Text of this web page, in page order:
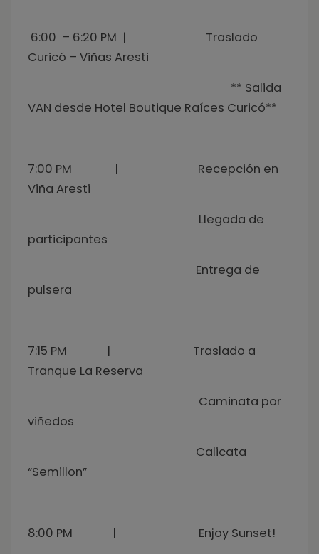
6:00 – 6:20 PM | Traslado
Curicó – Viñas Aresti
** Salida
VAN desde Hotel Boutique Raíces Curicó**
7:00 PM | Recepción en
Viña Aresti
Llegada de
participantes
Entrega de
pulsera
7:15 PM | Traslado a
Tranque La Reserva
Caminata por
viñedos
Calicata
“Semillon”
8:00 PM | Enjoy Sunset!